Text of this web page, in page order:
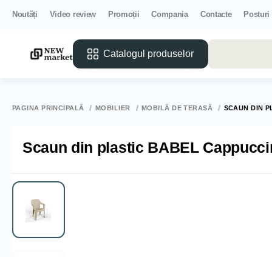
Noutăți Video review Promoții Compania Contacte Posturi
Catalogul produselor
PAGINA PRINCIPALĂ MOBILIER MOBILĂ DE TERASĂ SCAUN DIN
Scaun din plastic BABEL